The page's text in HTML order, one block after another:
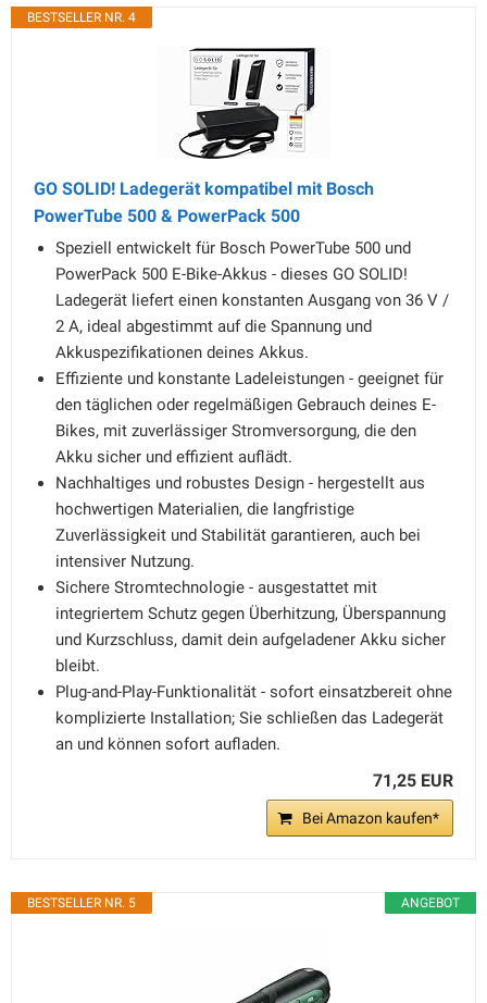
BESTSELLER NR. 4
GO SOLID! Ladegerät kompatibel mit Bosch
PowerTube 500 & PowerPack 500
Speziell entwickelt für Bosch PowerTube 500 und
PowerPack 500 E-Bike-Akkus - dieses GO SOLID!
Ladegerät liefert einen konstanten Ausgang von 36 V /
2 A, ideal abgestimmt auf die Spannung und
Akkuspezifikationen deines Akkus.
Effiziente und konstante Ladeleistungen - geeignet für
den täglichen oder regelmäßigen Gebrauch deines E-
Bikes, mit zuverlässiger Stromversorgung, die den
Akku sicher und effizient auflädt.
Nachhaltiges und robustes Design - hergestellt aus
hochwertigen Materialien, die langfristige
Zuverlässigkeit und Stabilität garantieren, auch bei
intensiver Nutzung.
Sichere Stromtechnologie - ausgestattet mit
integriertem Schutz gegen Überhitzung, Überspannung
und Kurzschluss, damit dein aufgeladener Akku sicher
bleibt.
Plug-and-Play-Funktionalität - sofort einsatzbereit ohne
komplizierte Installation; Sie schließen das Ladegerät
an und können sofort aufladen.
71,25 EUR
Bei Amazon kaufen*
ANGEBOT
BESTSELLER NR. 5